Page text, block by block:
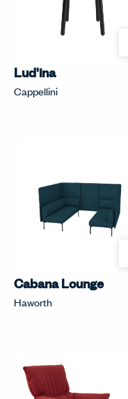
Lud'ina
Cappellini
Cabana Lounge
Haworth